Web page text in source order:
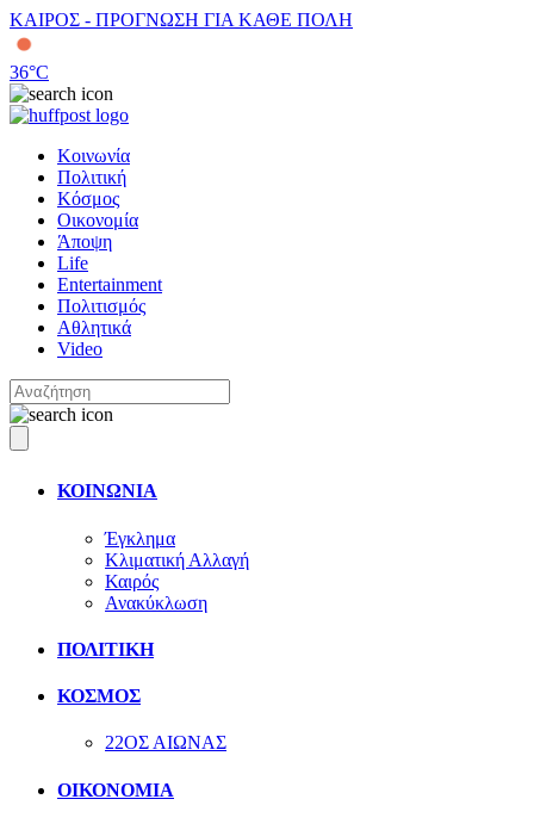
ΚΑΙΡΟΣ - ΠΡΟΓΝΩΣΗ ΓΙΑ ΚΑΘΕ ΠΟΛΗ
36°C
Κοινωνία
Πολιτική
Κόσμος
Οικονομία
Άποψη
Life
Entertainment
Πολιτισμός
Αθλητικά
Video
ΚΟΙΝΩΝΙΑ
Έγκλημα
Κλιματική Αλλαγή
Καιρός
Ανακύκλωση
ΠΟΛΙΤΙΚΗ
ΚΟΣΜΟΣ
22ΟΣ ΑΙΩΝΑΣ
ΟΙΚΟΝΟΜΙΑ